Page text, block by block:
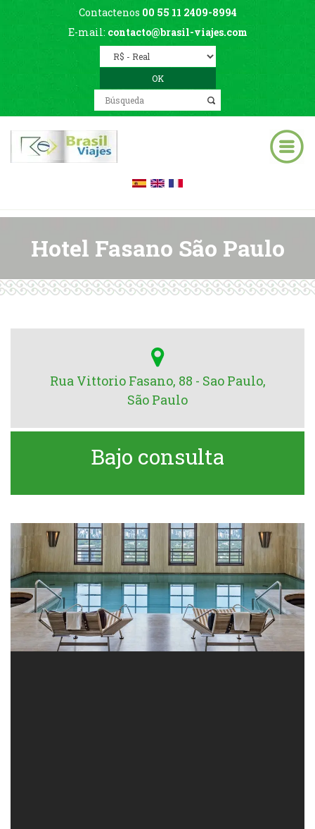
Contactenos 00 55 11 2409-8994
E-mail: contacto@brasil-viajes.com
Hotel Fasano São Paulo
Rua Vittorio Fasano, 88 - Sao Paulo,
São Paulo
Bajo consulta